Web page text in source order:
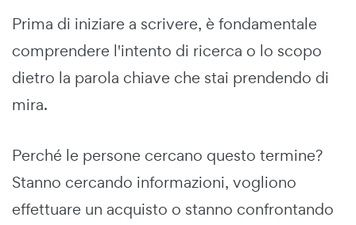
Prima di iniziare a scrivere, è fondamentale
comprendere l'intento di ricerca o lo scopo
dietro la parola chiave che stai prendendo di
mira.
Perché le persone cercano questo termine?
Stanno cercando informazioni, vogliono
effettuare un acquisto o stanno confrontando